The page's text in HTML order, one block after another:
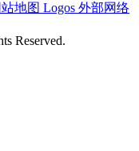
站地图 Logos 外部网络
Reserved.